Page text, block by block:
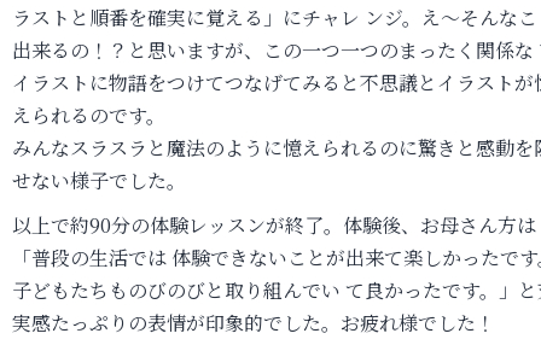
ラストと順番を確実に覚える」にチャレ ンジ。え～そんな
出来るの！？と思いますが、この一つ一つのまったく関係な
イラストに物語をつけてつなげてみると不思議とイラストが
えられるのです。
みんなスラスラと魔法のように憶えられるのに驚きと感動を
せない様子でした。
以上で約90分の体験レッスンが終了。体験後、お母さん方は
「普段の生活では 体験できないことが出来て楽しかったで
子どもたちものびのびと取り組んでい て良かったです。」
実感たっぷりの表情が印象的でした。お疲れ様でした！